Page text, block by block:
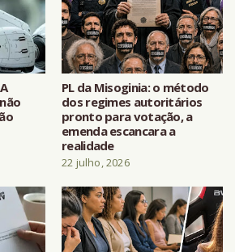
PL da Misoginia: o método
dos regimes autoritários
pronto para votação, a
emenda escancara a
realidade
22 julho, 2026